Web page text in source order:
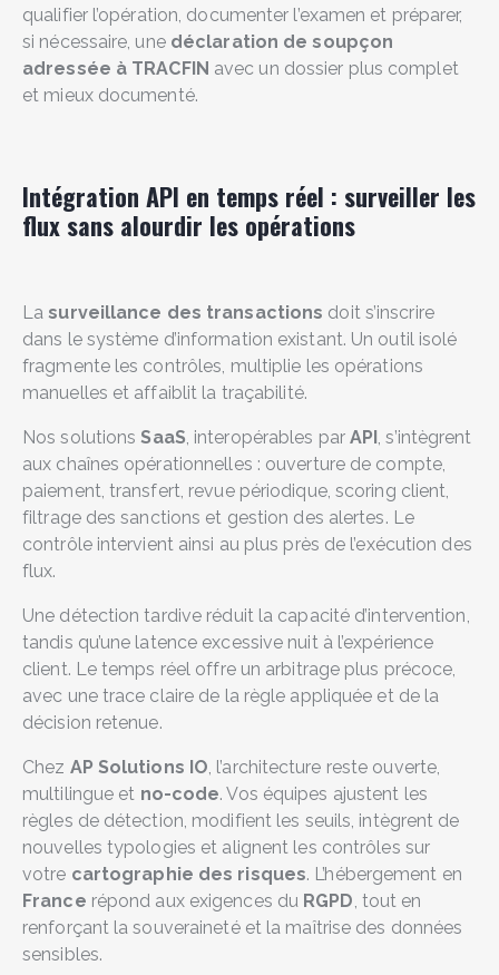
qualifier l’opération, documenter l’examen et préparer,
si nécessaire, une déclaration de soupçon
adressée à TRACFIN avec un dossier plus complet
et mieux documenté.
Intégration API en temps réel : surveiller les
flux sans alourdir les opérations
Lasurveillance des transactions doit s’inscrire
dans le système d’information existant. Un outil isolé
fragmente les contrôles, multiplie les opérations
manuelles et affaiblit la traçabilité.
Nos solutionsSaaS, interopérables par API, s’intègrent
aux chaînes opérationnelles : ouverture de compte,
paiement, transfert, revue périodique, scoring client,
filtrage des sanctions et gestion des alertes. Le
contrôle intervient ainsi au plus près de l’exécution des
flux.
Une détection tardive réduit la capacité d’intervention,
tandis qu’une latence excessive nuit à l’expérience
client. Le temps réel offre un arbitrage plus précoce,
avec une trace claire de la règle appliquée et de la
décision retenue.
Chez AP Solutions IO, l’architecture reste ouverte,
multilingue et no-code. Vos équipes ajustent les
règles de détection, modifient les seuils, intègrent de
nouvelles typologies et alignent les contrôles sur
votre cartographie des risques. L’hébergement en
France répond aux exigences du RGPD, tout en
renforçant la souveraineté et la maîtrise des données
sensibles.